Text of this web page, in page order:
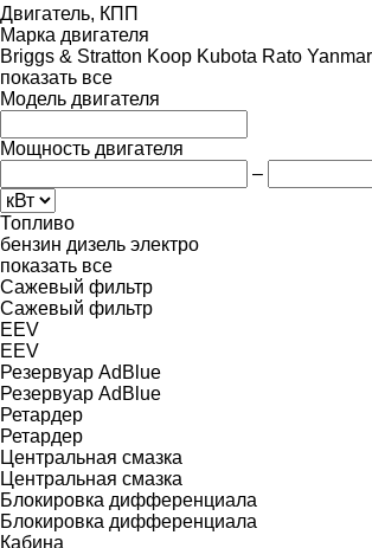
Двигатель, КПП
Марка двигателя
Briggs & Stratton Koop Kubota Rato Yanmar
показать все
Модель двигателя
Мощность двигателя
–
Топливо
бензин дизель электро
показать все
Сажевый фильтр
Сажевый фильтр
EEV
EEV
Резервуар AdBlue
Резервуар AdBlue
Ретардер
Ретардер
Центральная смазка
Центральная смазка
Блокировка дифференциала
Блокировка дифференциала
Кабина